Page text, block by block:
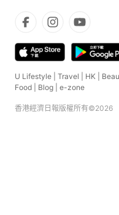
U Lifestyle Travel HK
Food
Blog e-zone
香港經濟日報版權所有©2026